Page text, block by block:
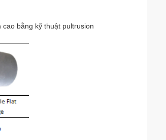
bằng kỹ thuật pultrusion